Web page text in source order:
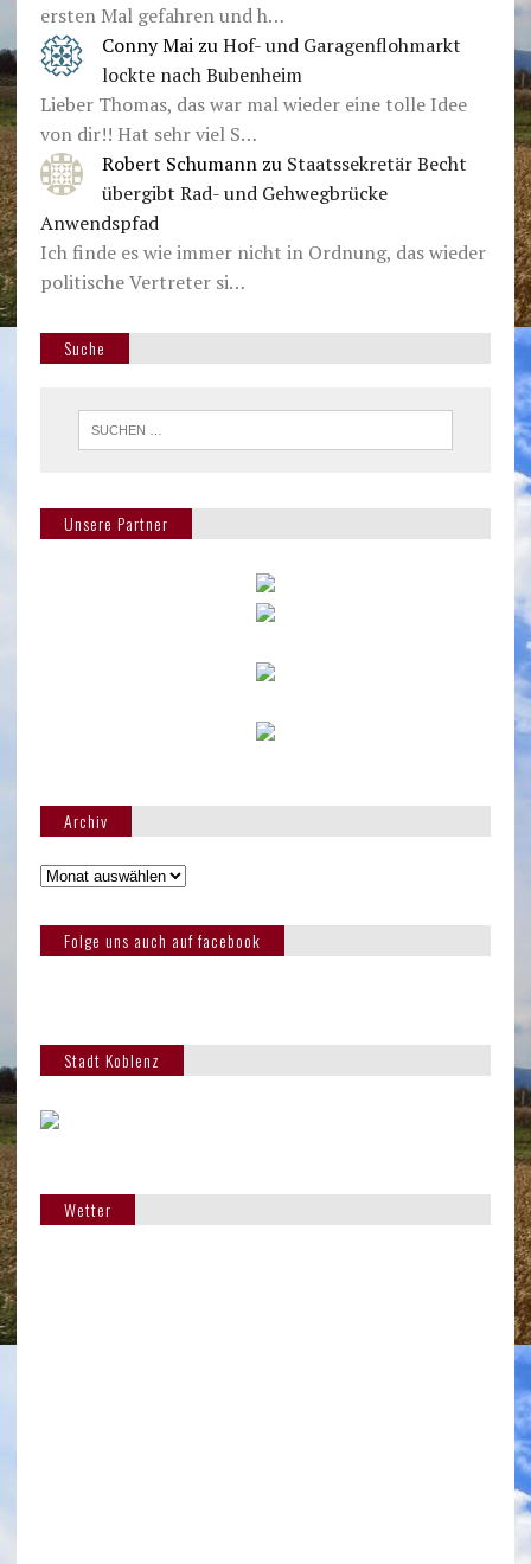
ersten Mal gefahren und h…
Conny Mai zu Hof- und Garagenflohmarkt
lockte nach Bubenheim
Lieber Thomas, das war mal wieder eine tolle Idee
von dir!! Hat sehr viel S…
Robert Schumann zu Staatssekretär Becht
übergibt Rad- und Gehwegbrücke
Anwendspfad
Ich finde es wie immer nicht in Ordnung, das wieder
politische Vertreter si…
Suche
Unsere Partner
Archiv
Folge uns auch auf facebook
Stadt Koblenz
Wetter